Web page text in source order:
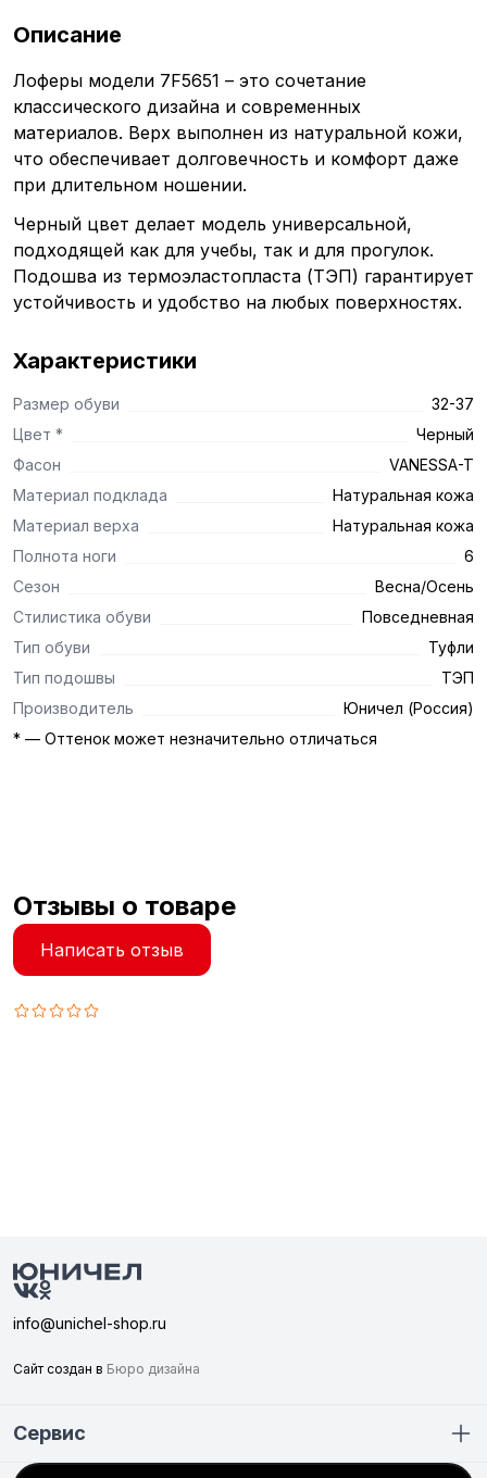
Описание
Лоферы модели 7F5651 – это сочетание
классического дизайна и современных
материалов. Верх выполнен из натуральной кожи,
что обеспечивает долговечность и комфорт даже
при длительном ношении.
Черный цвет делает модель универсальной,
подходящей как для учебы, так и для прогулок.
Подошва из термоэластопласта (ТЭП) гарантирует
устойчивость и удобство на любых поверхностях.
Характеристики
Размер обуви
32-37
Цвет *
Черный
Фасон
VANESSA-T
Материал подклада
Натуральная кожа
Материал верха
Натуральная кожа
Полнота ноги
6
Сезон
Весна/Осень
Стилистика обуви
Повседневная
Тип обуви
Туфли
Тип подошвы
ТЭП
Производитель
Юничел (Россия)
* — Оттенок может незначительно отличаться
Отзывы о товаре
Написать отзыв
info@unichel-shop.ru
Сайт создан в Бюро дизайна
Сервис